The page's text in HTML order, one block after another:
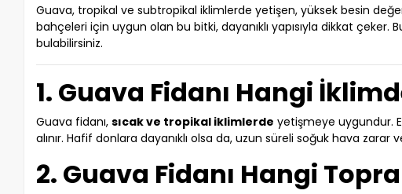
Guava, tropikal ve subtropikal iklimlerde yetişen, yüksek besin
bahçeleri için uygun olan bu bitki, dayanıklı yapısıyla dikkat çeker.
bulabilirsiniz.
1. Guava Fidanı Hangi
Guava fidanı,sıcak ve tropikal iklimlerde yetişmeye uygundur.
alınır. Hafif donlara dayanıklı olsa da, uzun süreli soğuk hava zarar
2. Guava Fidanı Hangi